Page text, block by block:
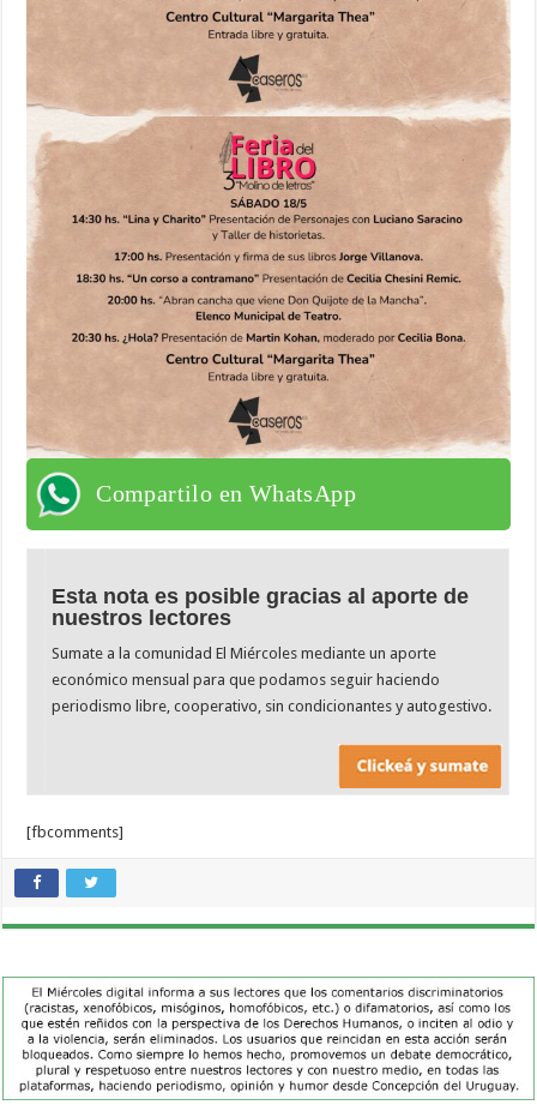
Compartilo en WhatsApp
Esta nota es posible gracias al aporte de
nuestros lectores
Sumate a la comunidad El Miércoles mediante un aporte
económico mensual para que podamos seguir haciendo
periodismo libre, cooperativo, sin condicionantes y autogestivo.
[fbcomments]